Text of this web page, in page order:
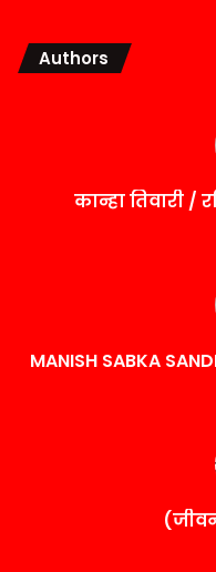
Authors
कान्हा तिवारी /
MANISH SABKA